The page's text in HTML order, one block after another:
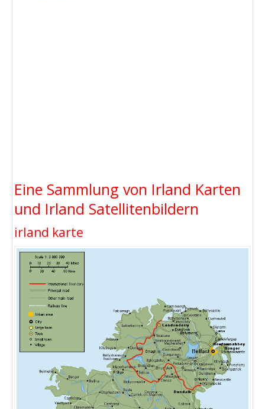
Eine Sammlung von Irland Karten
und Irland Satellitenbildern
irland karte